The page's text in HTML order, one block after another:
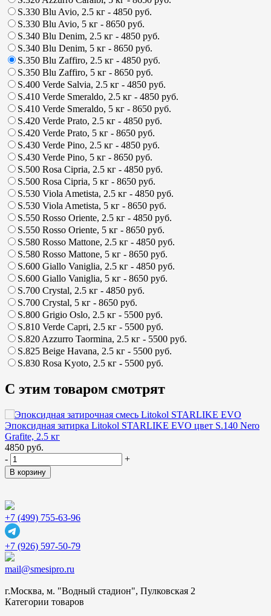
S.330 Blu Avio, 2.5 кг - 4850 руб.
S.330 Blu Avio, 5 кг - 8650 руб.
S.340 Blu Denim, 2.5 кг - 4850 руб.
S.340 Blu Denim, 5 кг - 8650 руб.
S.350 Blu Zaffiro, 2.5 кг - 4850 руб.
S.350 Blu Zaffiro, 5 кг - 8650 руб.
S.400 Verde Salvia, 2.5 кг - 4850 руб.
S.410 Verde Smeraldo, 2.5 кг - 4850 руб.
S.410 Verde Smeraldo, 5 кг - 8650 руб.
S.420 Verde Prato, 2.5 кг - 4850 руб.
S.420 Verde Prato, 5 кг - 8650 руб.
S.430 Verde Pino, 2.5 кг - 4850 руб.
S.430 Verde Pino, 5 кг - 8650 руб.
S.500 Rosa Cipria, 2.5 кг - 4850 руб.
S.500 Rosa Cipria, 5 кг - 8650 руб.
S.530 Viola Ametista, 2.5 кг - 4850 руб.
S.530 Viola Ametista, 5 кг - 8650 руб.
S.550 Rosso Oriente, 2.5 кг - 4850 руб.
S.550 Rosso Oriente, 5 кг - 8650 руб.
S.580 Rosso Mattone, 2.5 кг - 4850 руб.
S.580 Rosso Mattone, 5 кг - 8650 руб.
S.600 Giallo Vaniglia, 2.5 кг - 4850 руб.
S.600 Giallo Vaniglia, 5 кг - 8650 руб.
S.700 Crystal, 2.5 кг - 4850 руб.
S.700 Crystal, 5 кг - 8650 руб.
S.800 Grigio Oslo, 2.5 кг - 5500 руб.
S.810 Verde Capri, 2.5 кг - 5500 руб.
S.820 Azzurro Taormina, 2.5 кг - 5500 руб.
S.825 Beige Havana, 2.5 кг - 5500 руб.
S.830 Rosa Kyoto, 2.5 кг - 5500 руб.
С этим товаром смотрят
Эпоксидная затирка Litokol STARLIKE EVO цвет S.140 Nero
Grafite, 2.5 кг
4850 руб.
-
+
В корзину
+7 (499) 755-63-96
+7 (926) 597-50-79
mail@smesipro.ru
г.Москва, м. "Водный стадион", Пулковская 2
Категории товаров